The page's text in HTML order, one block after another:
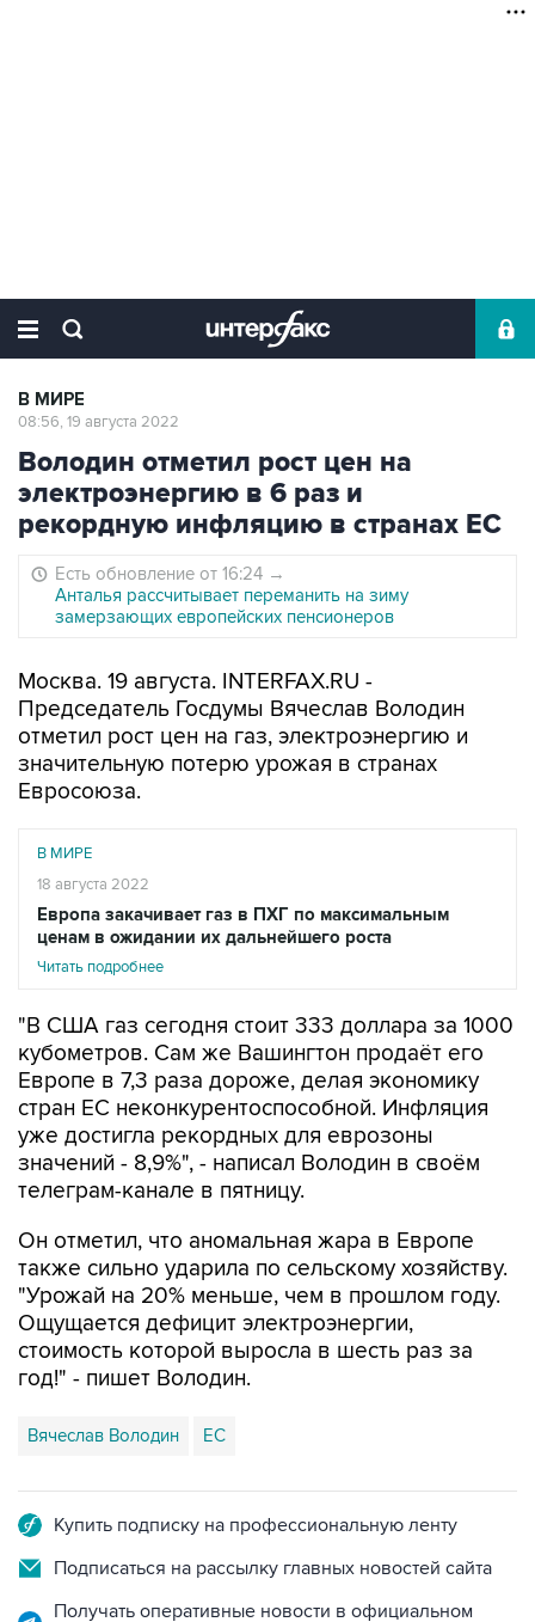
В МИРЕ
08:56, 19 августа 2022
Володин отметил рост цен на
электроэнергию в 6 раз и
рекордную инфляцию в странах ЕС
Есть обновление от 16:24 →
Анталья рассчитывает переманить на зиму
замерзающих европейских пенсионеров
Москва. 19 августа. INTERFAX.RU -
Председатель Госдумы Вячеслав Володин
отметил рост цен на газ, электроэнергию и
значительную потерю урожая в странах
Евросоюза.
В МИРЕ
18 августа 2022
Европа закачивает газ в ПХГ по максимальным
ценам в ожидании их дальнейшего роста
Читать подробнее
"В США газ сегодня стоит 333 доллара за 1000
кубометров. Сам же Вашингтон продаёт его
Европе в 7,3 раза дороже, делая экономику
стран ЕС неконкурентоспособной. Инфляция
уже достигла рекордных для еврозоны
значений - 8,9%", - написал Володин в своём
телеграм-канале в пятницу.
Он отметил, что аномальная жара в Европе
также сильно ударила по сельскому хозяйству.
"Урожай на 20% меньше, чем в прошлом году.
Ощущается дефицит электроэнергии,
стоимость которой выросла в шесть раз за
год!" - пишет Володин.
Вячеслав Володин ЕС
Купить подписку на профессиональную ленту
Подписаться на рассылку главных новостей сайта
Получать оперативные новости в официальном